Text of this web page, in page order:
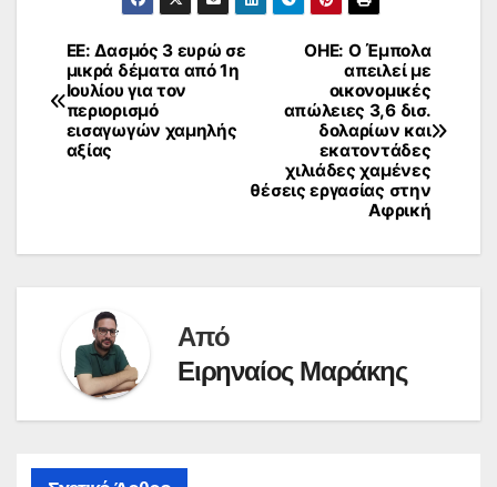
Πλοήγηση
άρθρων
ΟΗΕ: Ο Έμπολα
απειλεί με
οικονομικές
απώλειες 3,6 δισ.
δολαρίων και
εκατοντάδες
χιλιάδες χαμένες
θέσεις εργασίας στην
Αφρική
ΕΕ: Δασμός 3 ευρώ σε
μικρά δέματα από 1η
Ιουλίου για τον
περιορισμό
εισαγωγών χαμηλής
αξίας
Από
Ειρηναίος Μαράκης